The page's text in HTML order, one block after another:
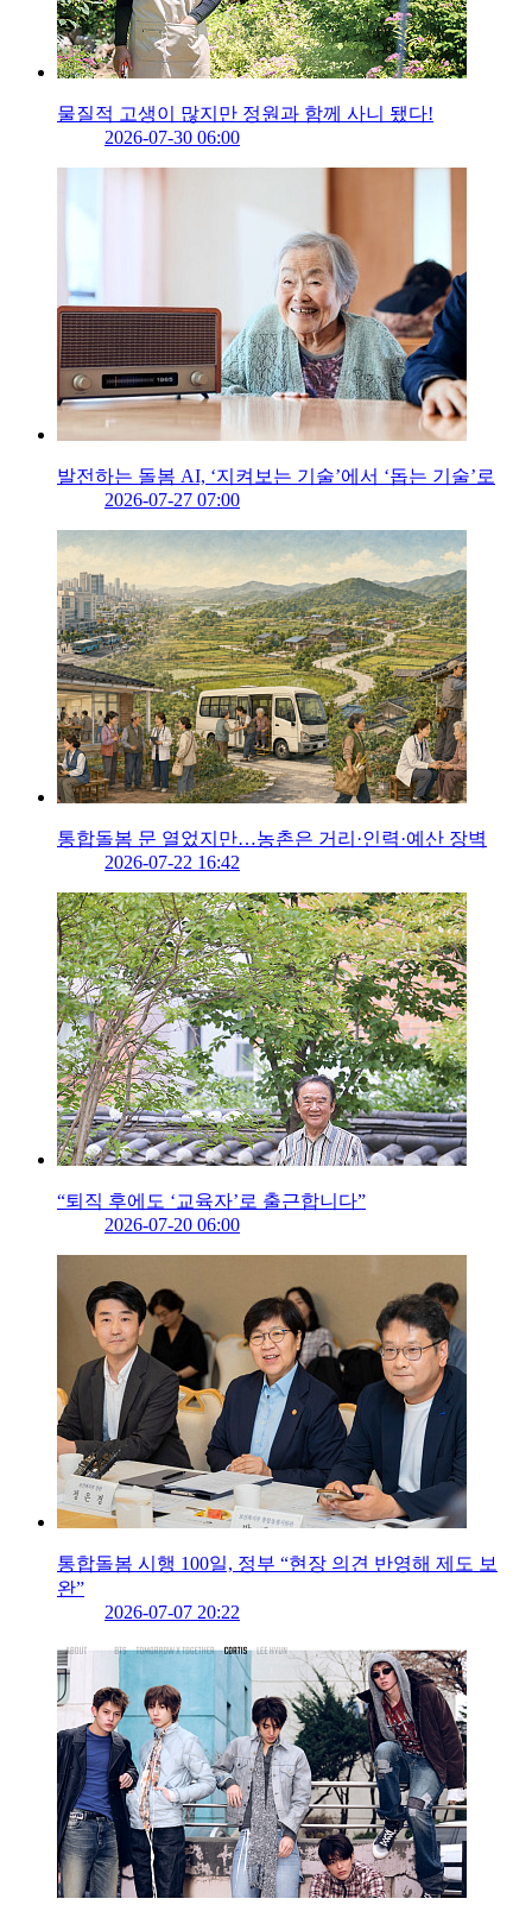
물질적 고생이 많지만 정원과 함께 사니 됐다!
2026-07-30 06:00
발전하는 돌봄 AI, ‘지켜보는 기술’에서 ‘돕는 기술’로
2026-07-27 07:00
통합돌봄 문 열었지만…농촌은 거리·인력·예산 장벽
2026-07-22 16:42
“퇴직 후에도 ‘교육자’로 출근합니다”
2026-07-20 06:00
통합돌봄 시행 100일, 정부 “현장 의견 반영해 제도 보
완”
2026-07-07 20:22